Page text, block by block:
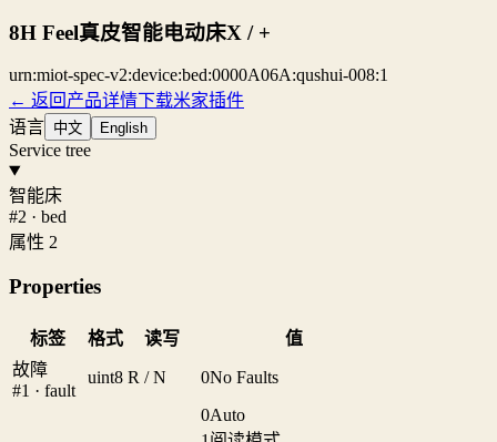
8H Feel真皮智能电动床X / +
urn:miot-spec-v2:device:bed:0000A06A:qushui-008:1
← 返回产品详情下载米家插件
语言 中文 English
Service tree
智能床
#2 · bed
属性 2
Properties
标签 格式 读写
值
故障
#1 · fault
uint8 R / N 0No Faults
0Auto